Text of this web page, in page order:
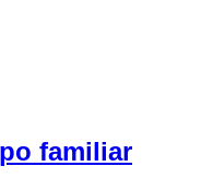
familiar